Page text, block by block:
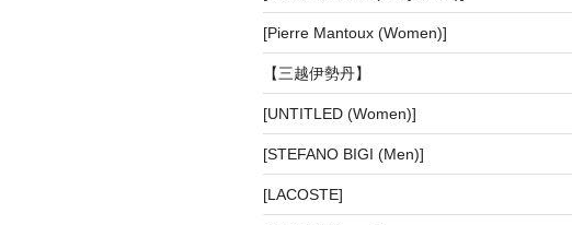
[Pierre Mantoux (Women)]
【三越伊勢丹】
[UNTITLED (Women)]
[STEFANO BIGI (Men)]
[LACOSTE]